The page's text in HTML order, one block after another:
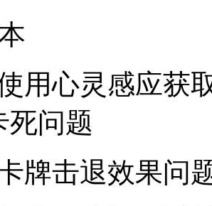
用心灵感应获
死问题
牌击退效果问